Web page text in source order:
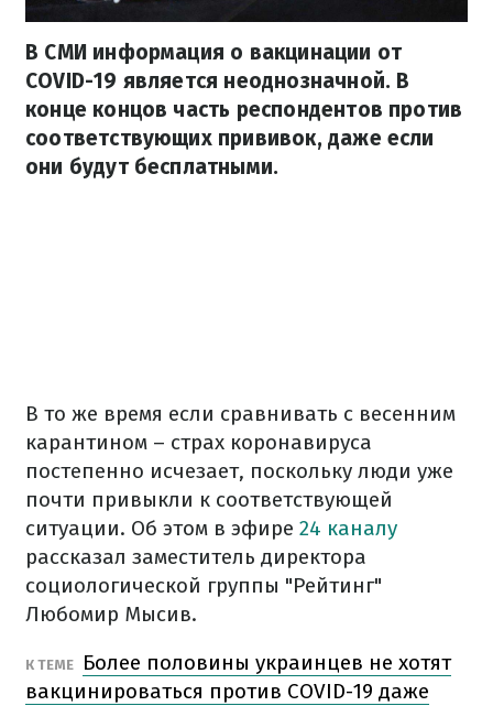
В СМИ информация о вакцинации от
COVID-19 является неоднозначной. В
конце концов часть респондентов против
соответствующих прививок, даже если
они будут бесплатными.
В то же время если сравнивать с весенним
карантином – страх коронавируса
постепенно исчезает, поскольку люди уже
почти привыкли к соответствующей
ситуации. Об этом в эфире 24 каналу
рассказал заместитель директора
социологической группы "Рейтинг"
Любомир Мысив.
К ТЕМЕ
Более половины украинцев не хотят
вакцинироваться против COVID-19 даже